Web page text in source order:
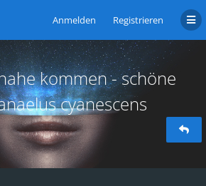
Anmelden Registrieren
kommen - schöne
cyanescens